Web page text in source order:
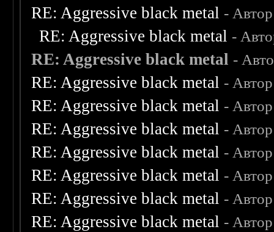
RE: Aggressive black metal -
RE: Aggressive black metal -
RE: Aggressive black metal -
RE: Aggressive black metal -
RE: Aggressive black metal -
RE: Aggressive black metal -
RE: Aggressive black metal -
RE: Aggressive black metal -
RE: Aggressive black metal -
RE: Aggressive black metal -